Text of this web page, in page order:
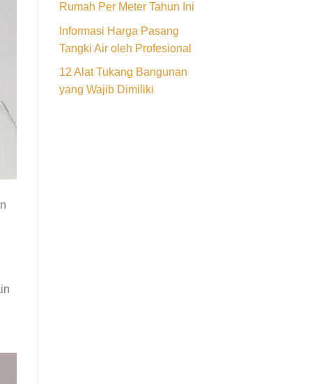
Rumah Per Meter Tahun Ini
Informasi Harga Pasang
Tangki Air oleh Profesional
12 Alat Tukang Bangunan
yang Wajib Dimiliki